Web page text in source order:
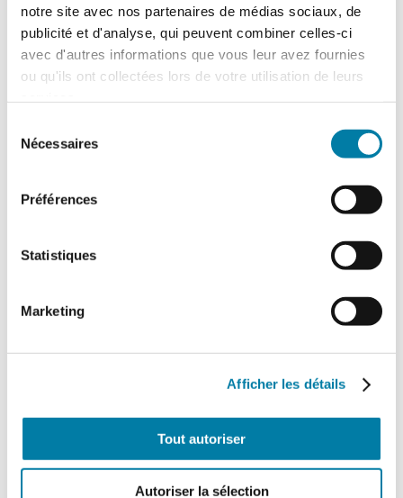
notre site avec nos partenaires de médias sociaux, de
publicité et d'analyse, qui peuvent combiner celles-ci
avec d'autres informations que vous leur avez fournies
ou qu'ils ont collectées lors de votre utilisation de leurs
Nécessaires
Préférences
Statistiques
Marketing
Afficher les détails
Tout autoriser
Autoriser la sélection
Le présent article détaille les éléments
structurant de la norme ISO 22301 relative à
la continuité d’activité. Cette norme permet
de structurer l’organisation d’un plan de
continuité d’activité avec une logique
Organisations patronales de la
sécurité privée : vers l’unité